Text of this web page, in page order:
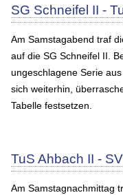
SG Schneifel II -
Am Samstagabend traf
auf die SG Schneifel II.
ungeschlagene Serie
sich weiterhin,
Tabelle festsetzen.
TuS Ahbach II -
Am Samstagnachmittag